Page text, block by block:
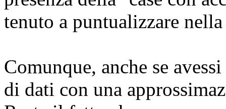
tenuto a puntualizzare
Comunque, anche se
di dati con una